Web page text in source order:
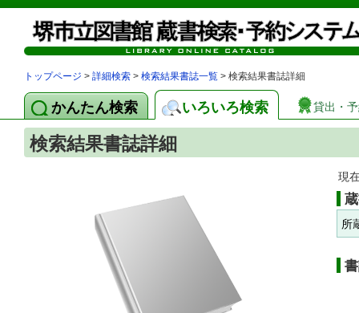
トップページ > 詳細検索 > 検索結果書誌一覧 > 検索結果書誌詳細
かんたん検索 いろいろ検索 貸出・
検索結果書誌詳細
現
所